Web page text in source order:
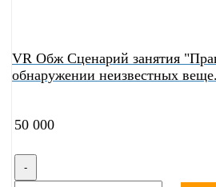
VR Обж Сценарий занятия
обнаружении неизвестных
50 000
-